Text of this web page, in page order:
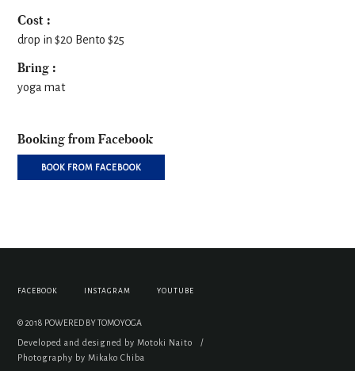
Cost :
drop in $20 Bento $25
Bring :
yoga mat
Booking from Facebook
BOOK FROM FACEBOOK
© 2018 POWERED BY TOMOYOGA
FACEBOOK INSTAGRAM YOUTUBE
Developed and designed by Motoki Naito
/
Photography by Mikako Chiba